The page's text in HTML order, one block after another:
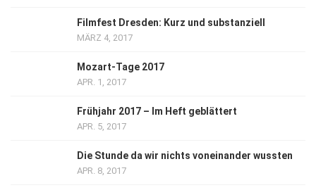
Filmfest Dresden: Kurz und substanziell
MÄRZ 4, 2017
Mozart-Tage 2017
APR. 1, 2017
Frühjahr 2017 – Im Heft geblättert
APR. 5, 2017
Die Stunde da wir nichts voneinander wussten
APR. 8, 2017